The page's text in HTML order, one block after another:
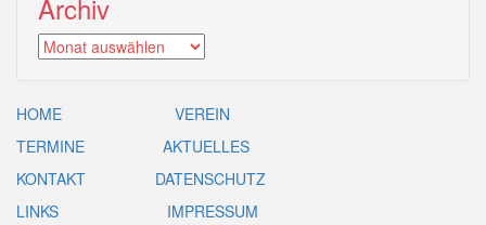
Archiv
Archiv
HOME
VEREIN
TERMINE
AKTUELLES
KONTAKT
DATENSCHUTZ
LINKS
IMPRESSUM